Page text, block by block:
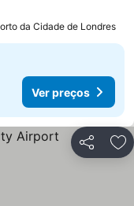
da Cidade de Londres
Ver preços
Partilhar